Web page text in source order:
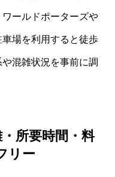
ールドポーターズや
場を利用すると徒歩
混雑状況を事前に調
所要時間・料
リー